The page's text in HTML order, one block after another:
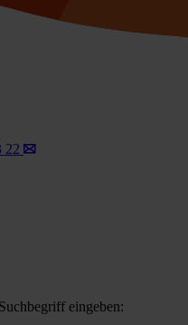
22
eingeben: